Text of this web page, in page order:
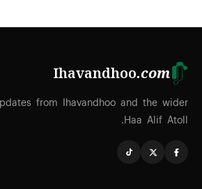
Ihavandhoo.com
from Ihavandhoo and the wider
Haa Alif Atoll.